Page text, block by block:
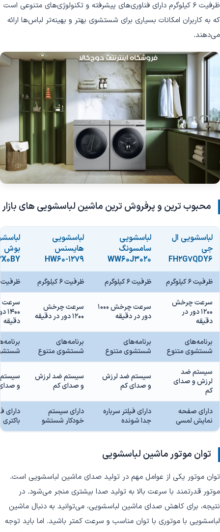
ظرفیت 6 کیلوگرم دارای فناوری‌های پیشرفته و تکنولوژی‌های متنوعی است
که به کاربران امکانات بسیاری برای شستشوی بهتر و بهینه‌تر لباس‌ها ارائه
می‌دهند.
محبوب ترین و پرفروش ترین ماشین لباسشویی های بازار
لباسشویی ال
جی
FH2G7QDY6
لباسشویی
سامسونگ
WW60J3020
لباسشویی
هایسنس
HW60-1279
بوش
ظرفیت 6 کیلوگرم ظرفیت 6 کیلوگرم ظرفیت 6 کیلوگرم
ظرفیت 6
سرعت چرخش
1200 دور در
دقیقه
سرعت چرخش 1000
دور در دقیقه
سرعت چرخش
1200 دور در دقیقه
دقیقه
برنامه‌های
شستشوی متنوع
برنامه‌های
شستشوی متنوع
برنامه‌های
شستشوی متنوع
سیستم ضد
لرزش و صدای
کم
سیستم ضد لرزش
و صدای کم
سیستم ضد لرزش
و صدای کم
و
دارای صفحه
نمایش لمسی
دارای فیلتر سرباره
جدا شونده
دارای سیستم
خودکار شستشو
دارای
باکتری
توان موتور ماشین لباسشویی
توان موتور یکی از عوامل مهم در تولید صدای ماشین لباسشویی است.
موتور قدرتمند با سرعت بالا به تولید صدا بیشتری منجر می‌شود. در
نتیجه، برای کاهش صدای ماشین لباسشویی، می‌توانید به دنبال ماشین
لباسشویی با موتوری با توان مناسب و سرعت کمتر باشید. اما باید توجه